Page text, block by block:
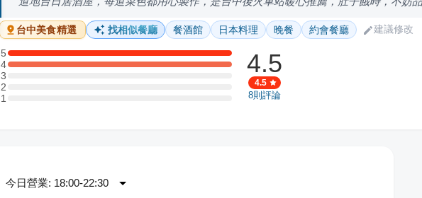
台中美食精選 找相似餐廳 餐酒館 日本料理 晚餐 約會餐廳 建議修改
5
5 星：1 則評論
4
4 星：1 則評論
3
3 星：0 則評論
2
2 星：0 則評論
11 星：0 則評論
4.5
4.5
8則評論
今日營業: 18:00-22:30